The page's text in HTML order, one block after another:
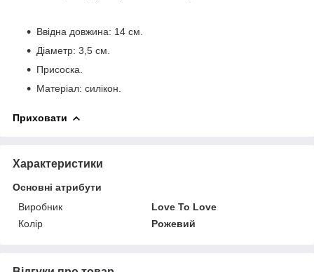
Ввідна довжина: 14 см.
Діаметр: 3,5 см.
Присоска.
Матеріал: силікон.
Приховати
Характеристики
Основні атрибути
Виробник
Love To Love
Колір
Рожевий